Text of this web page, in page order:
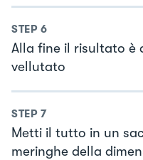
STEP 6
Alla fine il risultato è
vellutato
STEP 7
Metti il tutto in un
meringhe della